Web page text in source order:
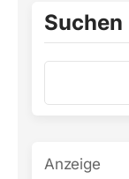
Suchen
Anzeige